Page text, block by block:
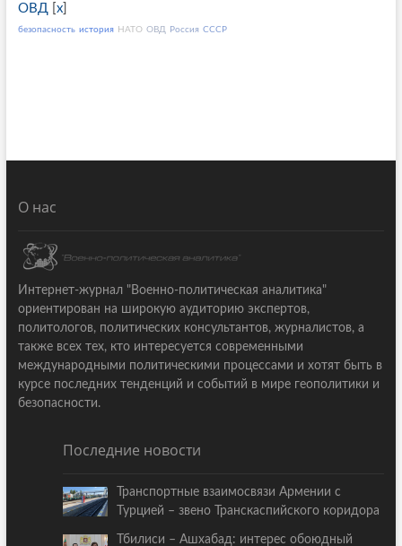
ОВД x]
безопасность история НАТО ОВД Россия СССР
О нас
Интернет-журнал "Военно-политическая аналитика"
ориентирован на широкую аудиторию экспертов,
политологов, политических консультантов, журналистов, а
также всех тех, кто интересуется современными
международными политическими процессами и хотят быть в
курсе последних тенденций и событий в мире геополитики и
безопасности.
Последние новости
Транспортные взаимосвязи Армении с
Турцией – звено Транскаспийского коридора
Тбилиси – Ашхабад: интерес обоюдный